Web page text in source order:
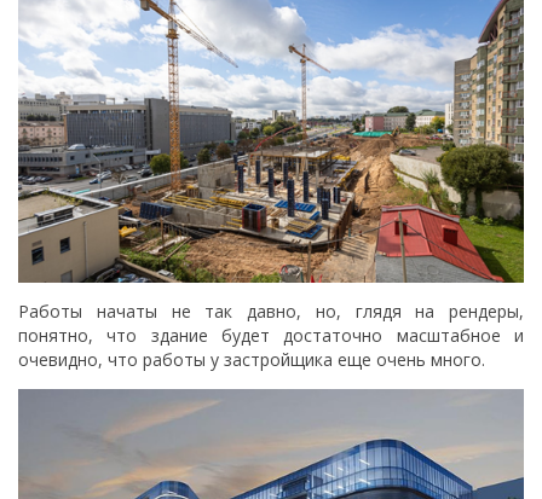
Работы начаты не так давно, но, глядя на рендеры,
понятно, что здание будет достаточно масштабное и
очевидно, что работы у застройщика еще очень много.